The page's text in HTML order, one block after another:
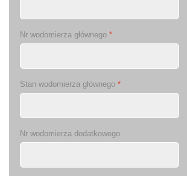
Nr wodomierza głównego *
Stan wodomierza głównego *
Nr wodomierza dodatkowego